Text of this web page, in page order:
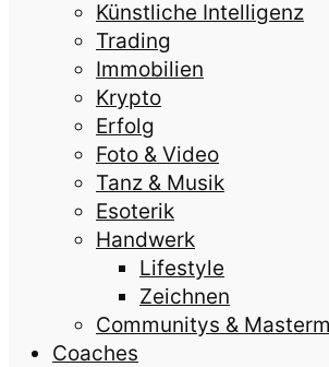
Künstliche Intelligenz
Trading
Immobilien
Krypto
Erfolg
Foto & Video
Tanz & Musik
Esoterik
Handwerk
Lifestyle
Zeichnen
Communitys &
Coaches